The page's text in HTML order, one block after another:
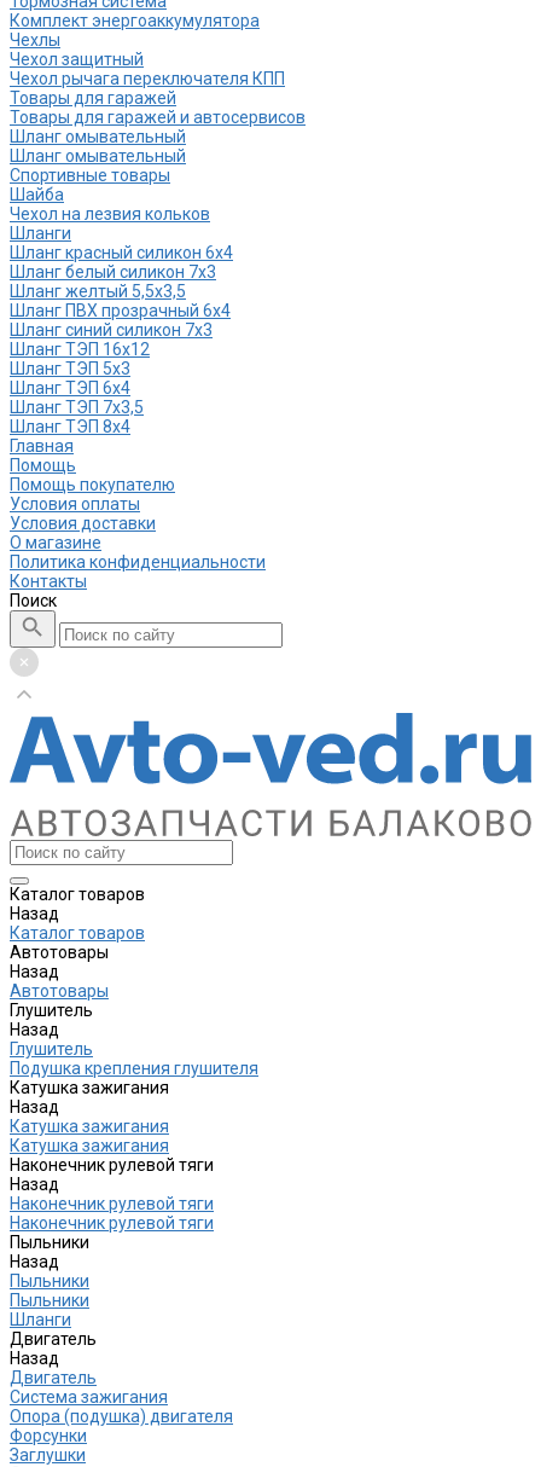
Комплект энергоаккумулятора
Чехлы
Чехол защитный
Чехол рычага переключателя КПП
Товары для гаражей
Товары для гаражей и автосервисов
Шланг омывательный
Шланг омывательный
Спортивные товары
Шайба
Чехол на лезвия кольков
Шланги
Шланг красный силикон 6х4
Шланг белый силикон 7х3
Шланг желтый 5,5х3,5
Шланг ПВХ прозрачный 6х4
Шланг синий силикон 7х3
Шланг ТЭП 16х12
Шланг ТЭП 5х3
Шланг ТЭП 6х4
Шланг ТЭП 7х3,5
Шланг ТЭП 8х4
Главная
Помощь
Помощь покупателю
Условия оплаты
Условия доставки
О магазине
Политика конфиденциальности
Контакты
Поиск
Каталог товаров
Назад
Каталог товаров
Автотовары
Назад
Автотовары
Глушитель
Назад
Глушитель
Подушка крепления глушителя
Катушка зажигания
Назад
Катушка зажигания
Катушка зажигания
Наконечник рулевой тяги
Назад
Наконечник рулевой тяги
Наконечник рулевой тяги
Пыльники
Назад
Пыльники
Пыльники
Шланги
Двигатель
Назад
Двигатель
Система зажигания
Опора (подушка) двигателя
Форсунки
Заглушки